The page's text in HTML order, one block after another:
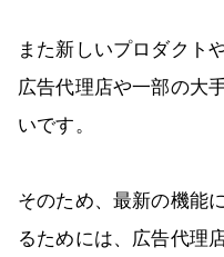
また新しいプロダクト
広告代理店や一部の大
いです。
そのため、最新の機能
るためには、広告代理